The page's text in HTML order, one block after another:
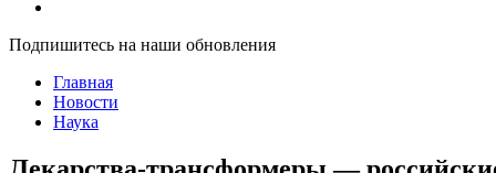
Подпишитесь на наши обновления
Главная
Новости
Наука